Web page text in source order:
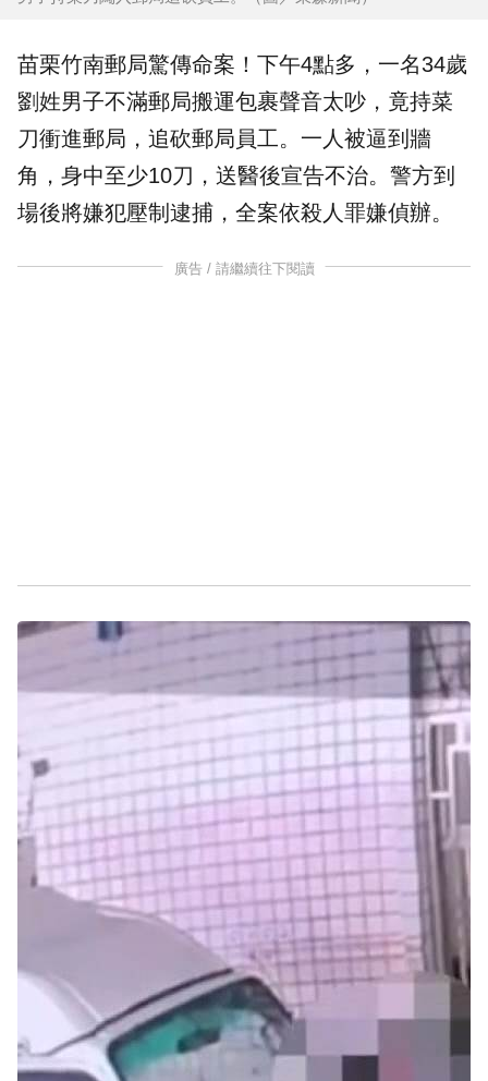
苗栗竹南郵局驚傳命案！下午4點多，一名34歲
劉姓男子不滿郵局搬運包裹聲音太吵，竟持菜
刀衝進郵局，追砍郵局員工。一人被逼到牆
角，身中至少10刀，送醫後宣告不治。警方到
場後將嫌犯壓制逮捕，全案依殺人罪嫌偵辦。
廣告 / 請繼續往下閱讀